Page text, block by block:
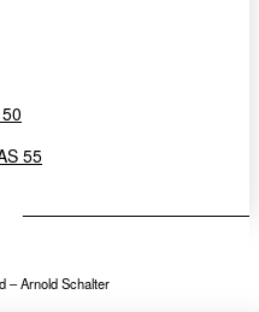
55
– Arnold Schalter